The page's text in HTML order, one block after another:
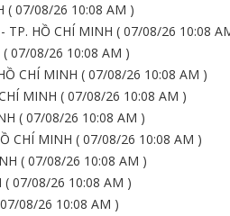
( 07/08/26 10:08 AM )
TP. HỒ CHÍ MINH ( 07/08/26 10:08
07/08/26 10:08 AM )
CHÍ MINH ( 07/08/26 10:08 AM )
MINH ( 07/08/26 10:08 AM )
( 07/08/26 10:08 AM )
CHÍ MINH ( 07/08/26 10:08 AM )
( 07/08/26 10:08 AM )
( 07/08/26 10:08 AM )
08/26 10:08 AM )